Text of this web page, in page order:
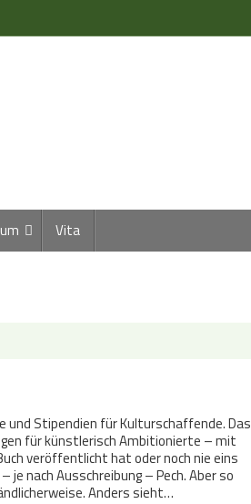
Vita
und Stipendien für Kulturschaffende. Das
für künstlerisch Ambitionierte – mit
veröffentlicht hat oder noch nie eins
nach Ausschreibung – Pech. Aber so
Anders sieht…